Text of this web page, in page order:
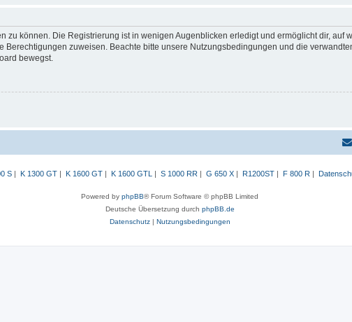
zu können. Die Registrierung ist in wenigen Augenblicken erledigt und ermöglicht dir, auf
zuweisen. Beachte bitte unsere Nutzungsbedingungen und die
bewegst.
S| K 1300 GT| K 1600 GT| K 1600 GTL S 1000 RR G 650 X| R1200ST| F 800 R
Powered by phpBB® Forum Software © phpBB Limited
Deutsche Übersetzung durch phpBB.de
Datenschutz| Nutzungsbedingungen